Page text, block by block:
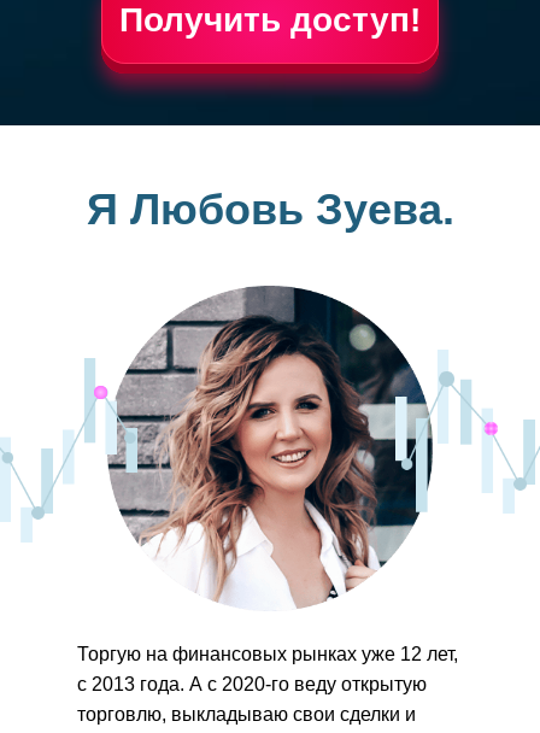
Получить доступ!
Я Любовь Зуева.
Торгую на финансовых рынках уже 12 лет,
с 2013 года. А с 2020-го веду открытую
торговлю, выкладываю свои сделки и